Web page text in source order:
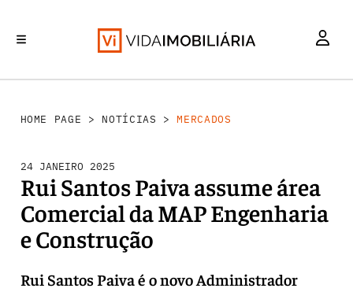
HOME PAGE > NOTÍCIAS >MERCADOS
24 JANEIRO 2025
Rui Santos Paiva assume área
Comercial da MAP Engenharia
e Construção
Rui Santos Paiva é o novo Administrador